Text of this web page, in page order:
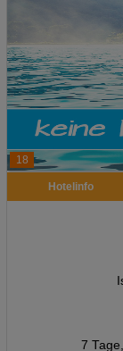
18
Hotelinfo
7 Tage,